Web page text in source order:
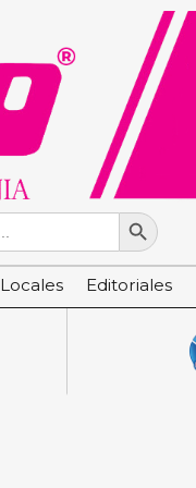
Search Button
Locales Editoriales